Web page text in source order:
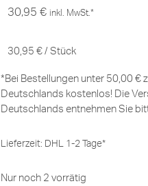
30,95 € inkl. MwSt.*
30,95 € / Stück
*Bei Bestellungen unter 50,00 €
Deutschlands kostenlos! Die
Deutschlands entnehmen Sie
Lieferzeit: DHL 1-2 Tage*
Nur noch 2 vorrätig